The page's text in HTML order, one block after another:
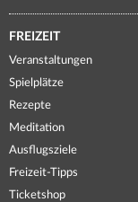
FREIZEIT
Veranstaltungen
Spielplätze
Rezepte
Meditation
Ausflugsziele
Freizeit-Tipps
Ticketshop